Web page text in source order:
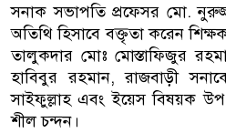
সনাক সভাপতি প্রফেসর মো.
অতিথি হিসাবে বক্তৃতা করেন
তালুকদার মোঃ মোস্তাফিজুর
হাবিবুর রহমান, রাজবাড়ী
সাইফুল্লাহ এবং ইয়েস বিষয়ক
শীল চন্দন।